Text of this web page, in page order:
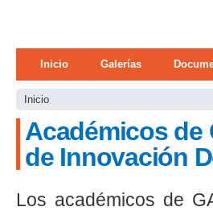
Menú principal
Inicio Galerías
Se encuentra usted
Inicio
Académicos de
de Innovación
Los académicos de